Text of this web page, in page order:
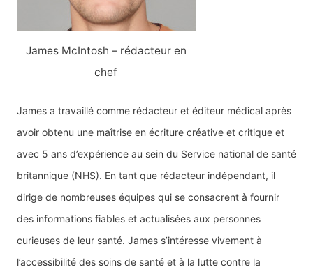
James McIntosh – rédacteur en
chef
James a travaillé comme rédacteur et éditeur médical après
avoir obtenu une maîtrise en écriture créative et critique et
avec 5 ans d’expérience au sein du Service national de santé
britannique (NHS). En tant que rédacteur indépendant, il
dirige de nombreuses équipes qui se consacrent à fournir
des informations fiables et actualisées aux personnes
curieuses de leur santé. James s’intéresse vivement à
l’accessibilité des soins de santé et à la lutte contre la